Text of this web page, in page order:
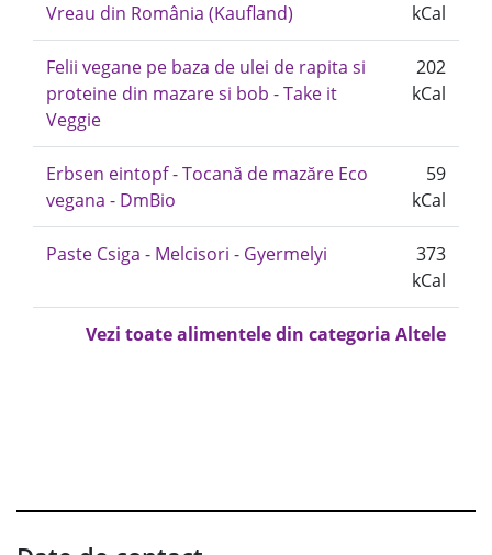
Vreau din România (Kaufland)
kCal
Felii vegane pe baza de ulei de rapita si
proteine din mazare si bob - Take it
Veggie
202
kCal
Erbsen eintopf - Tocană de mazăre Eco
vegana - DmBio
59
kCal
Paste Csiga - Melcisori - Gyermelyi
373
kCal
Vezi toate alimentele din categoria Altele